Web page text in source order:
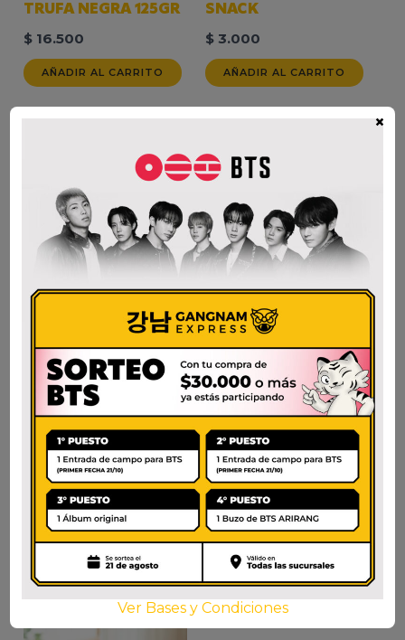
TRUFA NEGRA 125GR
$ 16.500
AÑADIR AL CARRITO
SNACK
$3.000
AÑADIR AL CARRITO
POONGSIMDANG
ARROZ Y COCOA
INTEGRAL VEGANAS
5.000
AÑADIR AL CARRITO
TORRES PAPAS FOIE
$16.500
AÑADIR AL CARRITO
Ver Bases y Condiciones
×